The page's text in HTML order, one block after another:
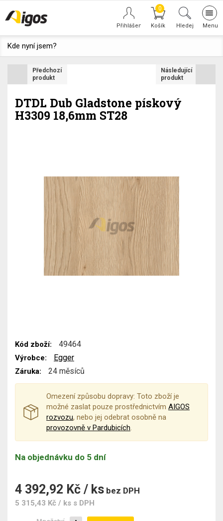
0
Hledej
Kde nyní jsem?
Předchozí
produkt
Následující
produkt
DTDL Dub Gladstone pískový
H3309 18,6mm ST28
Kód zboží: 49464
Výrobce: Egger
Záruka: 24 měsíců
Omezení způsobu dopravy: Toto zboží je
možné zaslat pouze prostřednictvím AIGOS
rozvozu, nebo jej odebrat osobně na
provozovně v Pardubicích.
Na objednávku do 5 dní
4 392,92 Kč / ks bez DPH
5 315,43 Kč / ks s DPH